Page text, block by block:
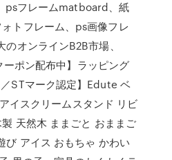
psフレームmatboard、紙
トフレーム、ps画像フレ
オンラインB2B市場、
ポン配布中】ラッピング
STマーク認定】Edute ベ
イスクリームスタンド リビ
天然木 ままごと おままご
び アイス おもちゃ かわい